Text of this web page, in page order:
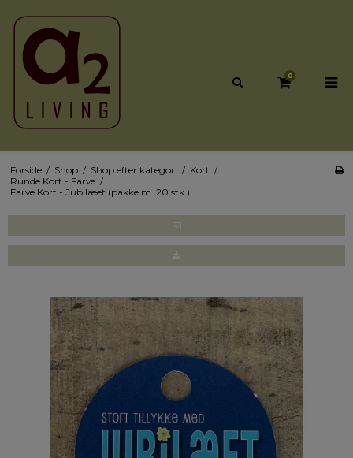
0
Forside / Shop / Shop efter kategori / Kort /
Runde Kort - Farve /
Farve Kort - Jubilæet (pakke m. 20 stk.)